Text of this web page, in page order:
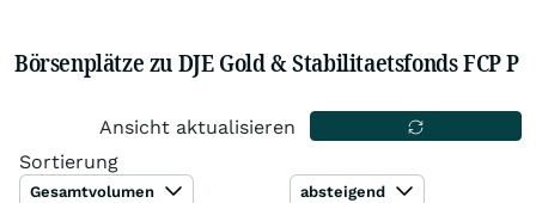
Börsenplätze zu DJE Gold & Stabilitaetsfonds FCP P
Ansicht aktualisieren
Sortierung
Gesamtvolumen absteigend